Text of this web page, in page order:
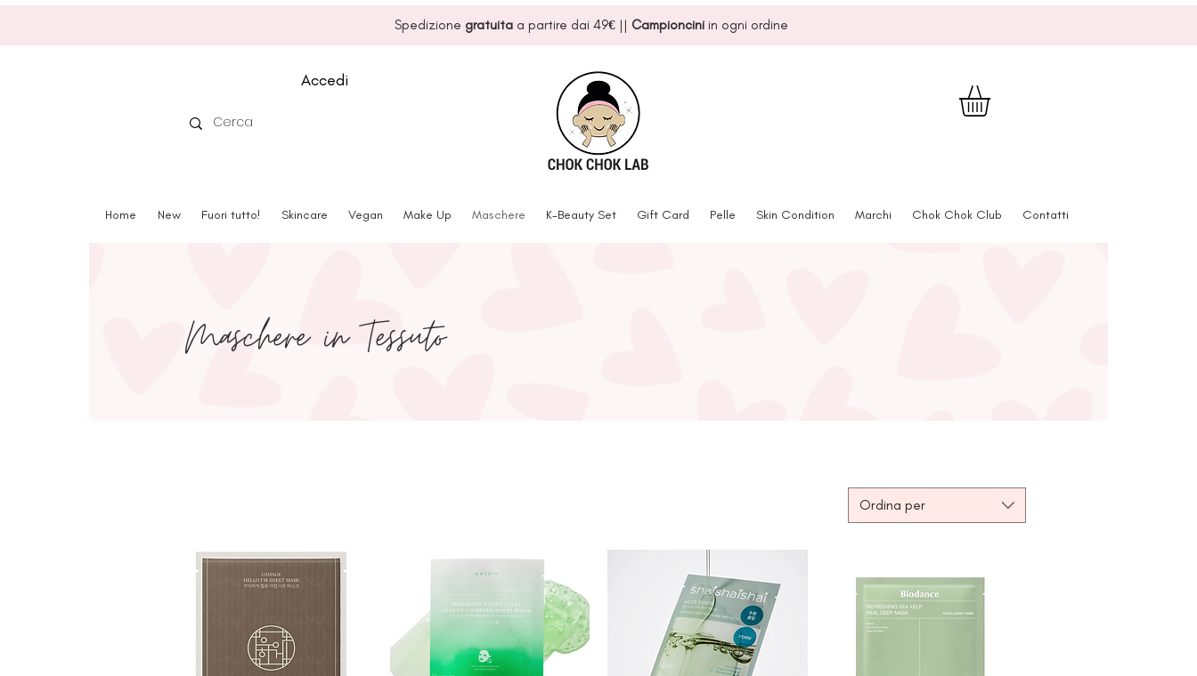
Spedizione gratuita a partire dai 49€ || Campioncini in ogni ordine
Accedi
Home New Fuori tutto! Skincare Vegan Make Up Maschere K-Beauty Set Gift Card Pelle Skin Condition Marchi Chok Chok Club Contatti
Maschere in Tessuto
Ordina per